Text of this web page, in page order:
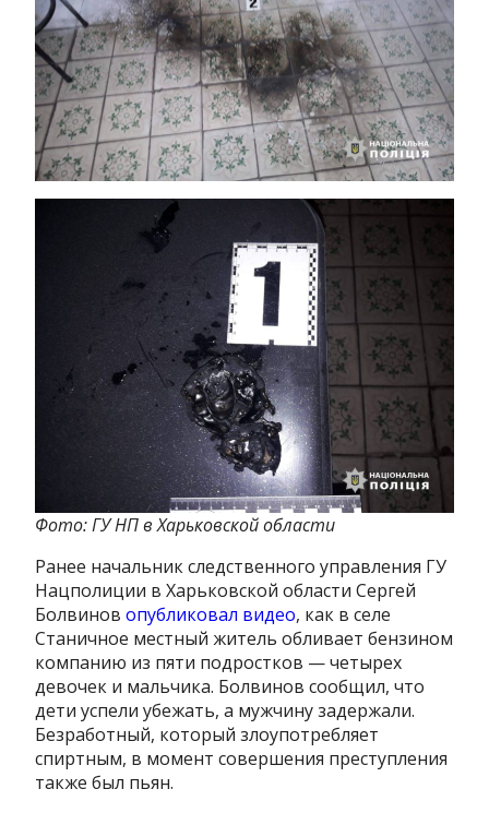
Фото: ГУ НП в Харьковской области
Ранее начальник следственного управления ГУ
Нацполиции в Харьковской области Сергей
Болвиновопубликовал видео, как в селе
Станичное местный житель обливает бензином
компанию из пяти подростков — четырех
девочек и мальчика. Болвинов сообщил, что
дети успели убежать, а мужчину задержали.
Безработный, который злоупотребляет
спиртным, в момент совершения преступления
также был пьян.